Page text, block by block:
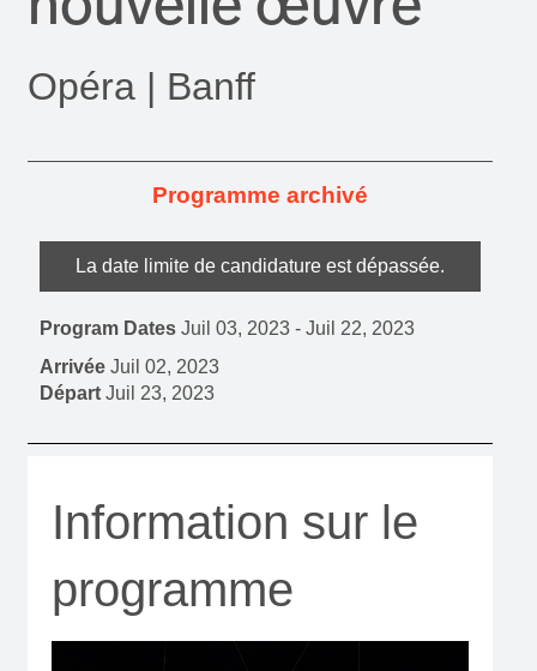
Opéra | Banff
Programme archivé
La date limite de candidature est dépassée.
Program Dates Juil 03, 2023 - Juil 22, 2023
Arrivée Juil 02, 2023
Départ Juil 23, 2023
Information sur le
programme